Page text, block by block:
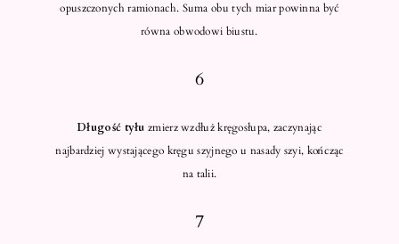
opuszczonych ramionach. Suma obu tych miar powinna być
równa obwodowi biustu.
6
Długość tyłu zmierz wzdłuż kręgosłupa, zaczynając
najbardziej wystającego kręgu szyjnego u nasady szyi, kończąc
na talii.
7